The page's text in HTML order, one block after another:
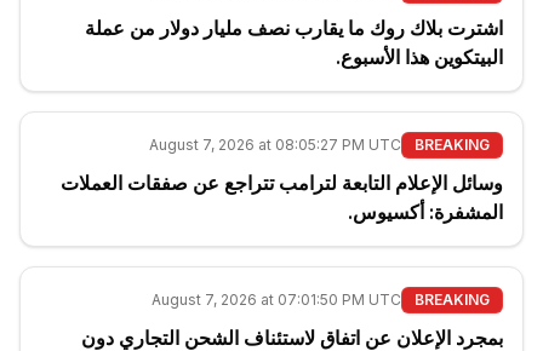
اشترت بلاك روك ما يقارب نصف مليار دولار من عملة
البيتكوين هذا الأسبوع.
BREAKING
August 7, 2026 at 08:05:27 PM UTC
وسائل الإعلام التابعة لترامب تتراجع عن صفقات العملات
المشفرة: أكسيوس.
BREAKING
August 7, 2026 at 07:01:50 PM UTC
بمجرد الإعلان عن اتفاق لاستئناف الشحن التجاري دون